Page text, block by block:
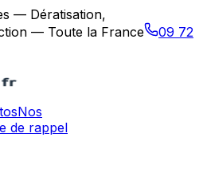
— Dératisation,
— Toute la France
09 72
Nos
de rappel